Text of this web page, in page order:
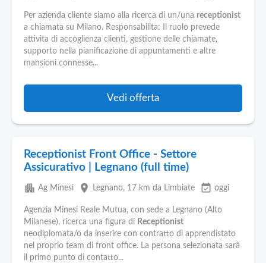
Per azienda cliente siamo alla ricerca di un/una receptionist
a chiamata su Milano. Responsabilita: Il ruolo prevede
attivita di accoglienza clienti, gestione delle chiamate,
supporto nella pianificazione di appuntamenti e altre
mansioni connesse...
Vedi offerta
Receptionist Front Office - Settore
Assicurativo | Legnano (full time)
apartment Ag Minesi place Legnano, 17 km da Limbiate event_available oggi
Agenzia Minesi Reale Mutua, con sede a Legnano (Alto
Milanese), ricerca una figura di Receptionist
neodiplomata/o da inserire con contratto di apprendistato
nel proprio team di front office. La persona selezionata sarà
il primo punto di contatto...